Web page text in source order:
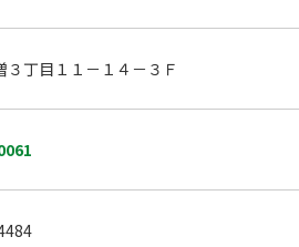
３丁目１１－１４－３Ｆ